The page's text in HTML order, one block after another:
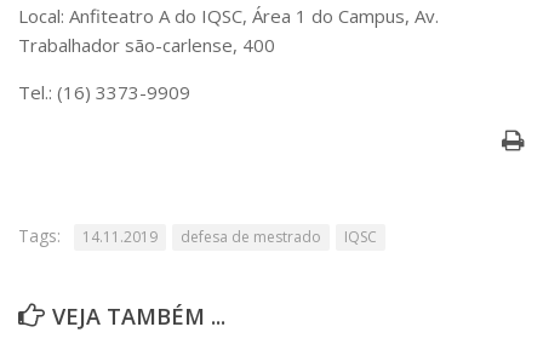
Museus e Espaços Interativos
Serviços
Bibliotecas
Apoio ao Estudante
Jornal da USP
Agenda de Eventos
Local: Anfiteatro A do IQSC, Área 1 do Campus, Av.
Trabalhador são-carlense, 400
Tel.: (16) 3373-9909
Tags: 14.11.2019 defesa de mestrado IQSC
VEJA TAMBÉM ...